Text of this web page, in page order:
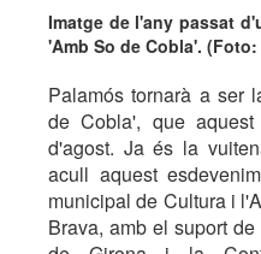
Imatge de l'any passat
'Amb So de Cobla'.
Palamós tornarà a ser
de Cobla', que
d'agost. Ja és la
acull aquest
municipal de Cultura i
Brava, amb el suport